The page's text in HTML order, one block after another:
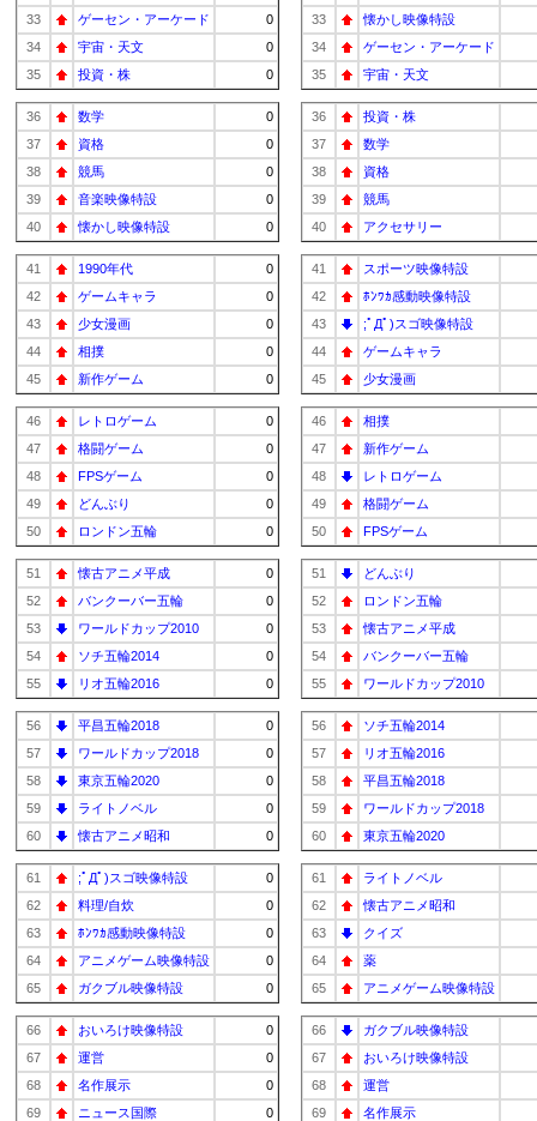
33
ゲーセン・アーケード
0
34
宇宙・天文
0
35
投資・株 0
36 数学
0
37
資格
0
38
競馬
0
39
音楽映像特設
0
40
懐かし映像特設 0
41 1990年代
0
42
ゲームキャラ
0
43
少女漫画
0
44
相撲
0
45
新作ゲーム 0
46 レトロゲーム
0
47
格闘ゲーム
0
48
FPSゲーム
0
49
どんぶり
0
50
ロンドン五輪 0
51 懐古アニメ平成
0
52
バンクーバー五輪
0
53
ワールドカップ2010
0
54
ソチ五輪2014
0
55
リオ五輪2016 0
56 平昌五輪2018
0
57
ワールドカップ2018
0
58
東京五輪2020
0
59
ライトノベル
0
60
懐古アニメ昭和 0
61 ;ﾟДﾟ)スゴ映像特設
0
62
料理/自炊
0
63
ﾎﾝﾜｶ感動映像特設
0
64
アニメゲーム映像特設
0
65
ガクブル映像特設 0
66 おいろけ映像特設
0
67
運営
0
68
名作展示
0
69
ニュース国際
0
33
懐かし映像特設
34
ゲーセン・アーケード
35
宇宙・天文
36
投資・株
37
数学
38
資格
39
競馬
40
アクセサリー
41
スポーツ映像特設
42
ﾎﾝﾜｶ感動映像特設
43
;ﾟДﾟ)スゴ映像特設
44
ゲームキャラ
45
少女漫画
46
相撲
47
新作ゲーム
48
レトロゲーム
49
格闘ゲーム
50
FPSゲーム
51
どんぶり
52
ロンドン五輪
53
懐古アニメ平成
54
バンクーバー五輪
55
ワールドカップ2010
56
ソチ五輪2014
57
リオ五輪2016
58
平昌五輪2018
59
ワールドカップ2018
60
東京五輪2020
61
ライトノベル
62
懐古アニメ昭和
63
クイズ
64
薬
65
アニメゲーム映像特設
66
ガクブル映像特設
67
おいろけ映像特設
68
運営
69
名作展示